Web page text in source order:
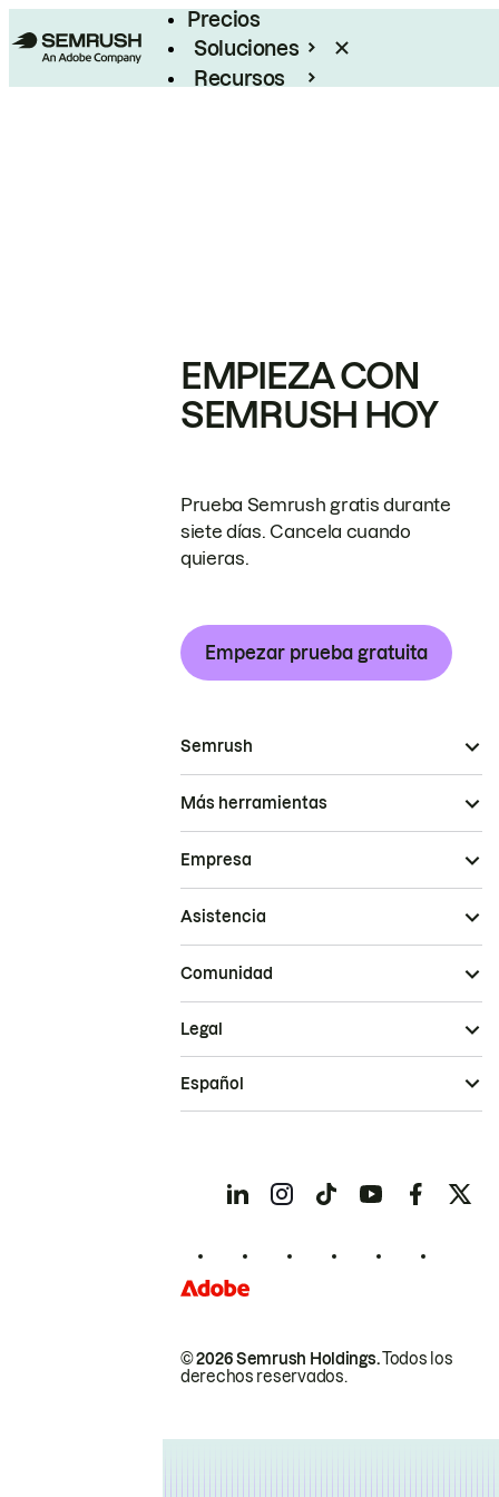
Precios
Soluciones
Recursos
EMPIEZA CON
SEMRUSH HOY
Prueba Semrush gratis durante
siete días. Cancela cuando
quieras.
Empezar prueba gratuita
Semrush
Más herramientas
Empresa
Asistencia
Comunidad
© 2026 Semrush Holdings.Todos los
derechos reservados.
Legal
Español